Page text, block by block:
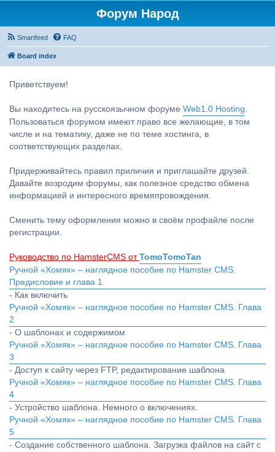
Форум Народ
Smartfeed FAQ
Board index
Приветствуем!
Вы находитесь на русскоязычном форуме Web1.0 Hosting.
Пользоваться форумом имеют право все желающие, в том
числе и на тематику, даже не по теме хостинга, в
соответствующих разделах.
Придерживайтесь правил приличия и приглашайте друзей.
Давайте возродим форумы, как полезное средство обмена
информацией и интересного времяпровождения.
Сменить тему оформления можно в своём профайле после
регистрации.
Руководство по HamsterCMS от TomoTomoTan
Ручной «Хомяк» – наглядное пособие по Hamster CMS.
Предисловие и глава 1.
- Как включить
Ручной «Хомяк» – наглядное пособие по Hamster CMS. Глава
2
- О шаблонах и содержимом
Ручной «Хомяк» – наглядное пособие по Hamster CMS. Глава
3
- Доступ к сайту через FTP, редактирование шаблона
Ручной «Хомяк» – наглядное пособие по Hamster CMS. Глава
4
- Устройство шаблона. Немного о включениях.
Ручной «Хомяк» – наглядное пособие по Hamster CMS. Глава
5
- Создание собственного шаблона. Загрузка файлов на сайт с